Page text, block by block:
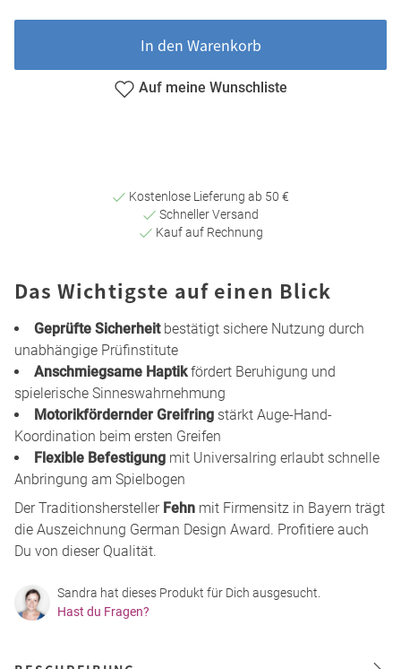
In den Warenkorb
Auf meine Wunschliste
Kostenlose Lieferung ab 50 €
Schneller Versand
Kauf auf Rechnung
Das Wichtigste auf einen Blick
Geprüfte Sicherheitbestätigt sichere Nutzung durch
unabhängige Prüfinstitute
Anschmiegsame Haptikfördert Beruhigung und
spielerische Sinneswahrnehmung
Motorikfördernder Greifring stärkt Auge-Hand-
Koordination beim ersten Greifen
Flexible Befestigung mit Universalring erlaubt schnelle
Anbringung am Spielbogen
Der Traditionshersteller Fehn mit Firmensitz in Bayern trägt
die Auszeichnung German Design Award. Profitiere auch
Du von dieser Qualität.
Sandra hat dieses Produkt für Dich ausgesucht.
Hast du Fragen?